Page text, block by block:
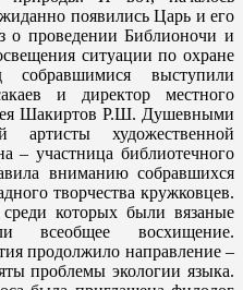
появились Царь и его
о проведении Библионочи и
ситуации по охране
выступили
и директор местного
Шакиртов Р.Ш. Душевными
артисты художественной
– участница библиотечного
вниманию собравшихся
творчества кружковцев.
которых были вязаные
всеобщее восхищение.
продолжило направление –
проблемы экологии языка.